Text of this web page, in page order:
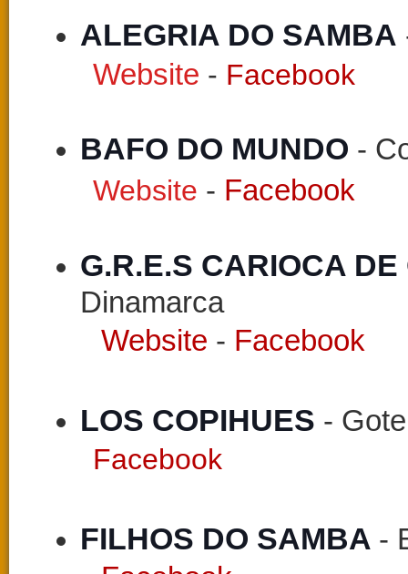
ALEGRIA DO SAMBA
Website - Facebook
BAFO DO MUNDO -
Website - Facebook
G.R.E.S CARIOCA
Dinamarca
Website - Facebook
LOS COPIHUES -
Facebook
FILHOS DO SAMBA -